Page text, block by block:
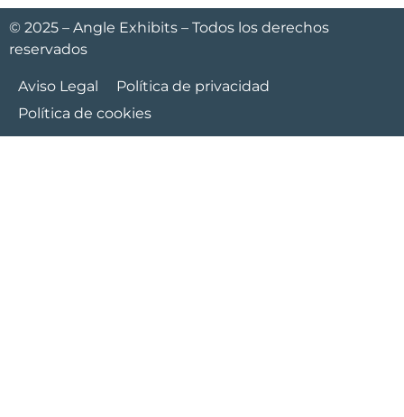
© 2025 – Angle Exhibits – Todos los derechos
reservados
Aviso Legal
Política de privacidad
Política de cookies